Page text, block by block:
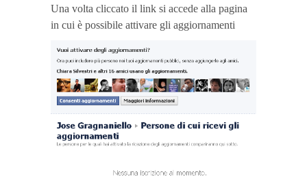
Una volta cliccato il link si accede alla pagina
in cui è possibile attivare gli aggiornamenti